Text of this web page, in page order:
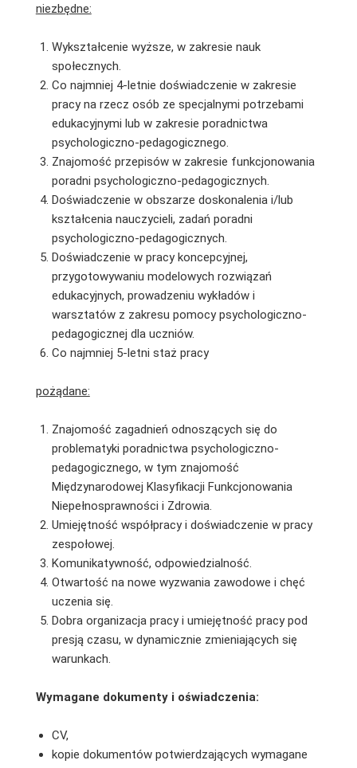
niezbędne:
Wykształcenie wyższe, w zakresie nauk
społecznych.
Co najmniej 4-letnie doświadczenie w zakresie
pracy na rzecz osób ze specjalnymi potrzebami
edukacyjnymi lub w zakresie poradnictwa
psychologiczno-pedagogicznego.
Znajomość przepisów w zakresie funkcjonowania
poradni psychologiczno-pedagogicznych.
Doświadczenie w obszarze doskonalenia i/lub
kształcenia nauczycieli, zadań poradni
psychologiczno-pedagogicznych.
Doświadczenie w pracy koncepcyjnej,
przygotowywaniu modelowych rozwiązań
edukacyjnych, prowadzeniu wykładów i
warsztatów z zakresu pomocy psychologiczno-
pedagogicznej dla uczniów.
Co najmniej 5-letni staż pracy
pożądane:
Znajomość zagadnień odnoszących się do
problematyki poradnictwa psychologiczno-
pedagogicznego, w tym znajomość
Międzynarodowej Klasyfikacji Funkcjonowania
Niepełnosprawności i Zdrowia.
Umiejętność współpracy i doświadczenie w pracy
zespołowej.
Komunikatywność, odpowiedzialność.
Otwartość na nowe wyzwania zawodowe i chęć
uczenia się.
Dobra organizacja pracy i umiejętność pracy pod
presją czasu, w dynamicznie zmieniających się
warunkach.
Wymagane dokumenty i oświadczenia:
CV,
kopie dokumentów potwierdzających wymagane